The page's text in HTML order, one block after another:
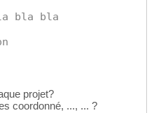
bla bla
de trie
projet?
coordonné, ..., ... ?